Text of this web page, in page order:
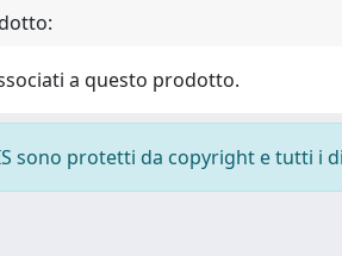
a questo prodotto.
sono protetti da copyright e tutti i